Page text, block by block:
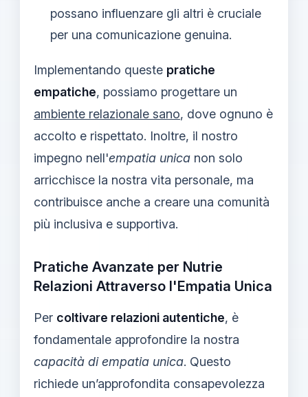
possano influenzare gli altri è cruciale
per una comunicazione genuina.
Implementando queste pratiche
empatiche, possiamo progettare un
ambiente relazionale sano, dove ognuno è
accolto e rispettato. Inoltre, il nostro
impegno nell'empatia unica non solo
arricchisce la nostra vita personale, ma
contribuisce anche a creare una comunità
più inclusiva e supportiva.
Pratiche Avanzate per Nutrie
Relazioni Attraverso l'Empatia Unica
Per coltivare relazioni autentiche, è
fondamentale approfondire la nostra
capacità di empatia unica. Questo
richiede un’approfondita consapevolezza